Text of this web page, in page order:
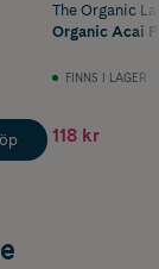
The Organic
Organic Acai
FINNS I LAGER
118 kr